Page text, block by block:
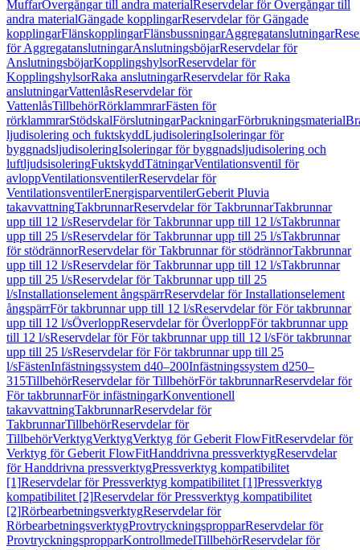
MuffarÖvergångar till andra materialReservdelar för Övergångar till
andra materialGängade kopplingarReservdelar för Gängade
kopplingarFlänskopplingarFlänsbussningarAggregatanslutningar
för AggregatanslutningarAnslutningsböjarReservdelar för
AnslutningsböjarKopplingshylsorReservdelar för
KopplingshylsorRaka anslutningarReservdelar för Raka
anslutningarVattenlåsReservdelar för
VattenlåsTillbehörRörklammrarFästen för
rörklammrarStödskalFörslutningarPackningarFörbrukningsmaterial
ljudisolering och fuktskyddLjudisoleringIsoleringar för
byggnadsljudisoleringIsoleringar för byggnadsljudisolering och
luftljudsisoleringFuktskyddTätningarVentilationsventil för
avloppVentilationsventilerReservdelar för
VentilationsventilerEnergisparventilerGeberit Pluvia
takavvattningTakbrunnarReservdelar för TakbrunnarTakbrunnar
upp till 12 l/sReservdelar för Takbrunnar upp till 12 l/sTakbrunnar
upp till 25 l/sReservdelar för Takbrunnar upp till 25 l/sTakbrunnar
för stödrännorReservdelar för Takbrunnar för stödrännorTakbrunnar
upp till 12 l/sReservdelar för Takbrunnar upp till 12 l/sTakbrunnar
upp till 25 l/sReservdelar för Takbrunnar upp till 25
l/sInstallationselement ångspärrReservdelar för Installationselement
ångspärrFör takbrunnar upp till 12 l/sReservdelar för För takbrunnar
upp till 12 l/sÖverloppReservdelar för ÖverloppFör takbrunnar upp
till 12 l/sReservdelar för För takbrunnar upp till 12 l/sFör takbrunnar
upp till 25 l/sReservdelar för För takbrunnar upp till 25
l/sFästenInfästningssystem d40–200Infästningssystem d250–
315TillbehörReservdelar för TillbehörFör takbrunnarReservdelar för
För takbrunnarFör infästningarKonventionell
takavvattningTakbrunnarReservdelar för
TakbrunnarTillbehörReservdelar för
TillbehörVerktygVerktygVerktyg för Geberit FlowFitReservdelar för
Verktyg för Geberit FlowFitHanddrivna pressverktygReservdelar
för Handdrivna pressverktygPressverktyg kompatibilitet
[1]Reservdelar för Pressverktyg kompatibilitet [1]Pressverktyg
kompatibilitet [2]Reservdelar för Pressverktyg kompatibilitet
[2]RörbearbetningsverktygReservdelar för
RörbearbetningsverktygProvtryckningspropparReservdelar för
ProvtryckningspropparKontrollmedelTillbehörReservdelar för